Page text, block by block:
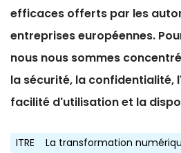
efficaces offerts par les
entreprises européennes.
nous nous sommes
la sécurité, la confidentialité,
facilité d'utilisation et la
ITRE La transformation